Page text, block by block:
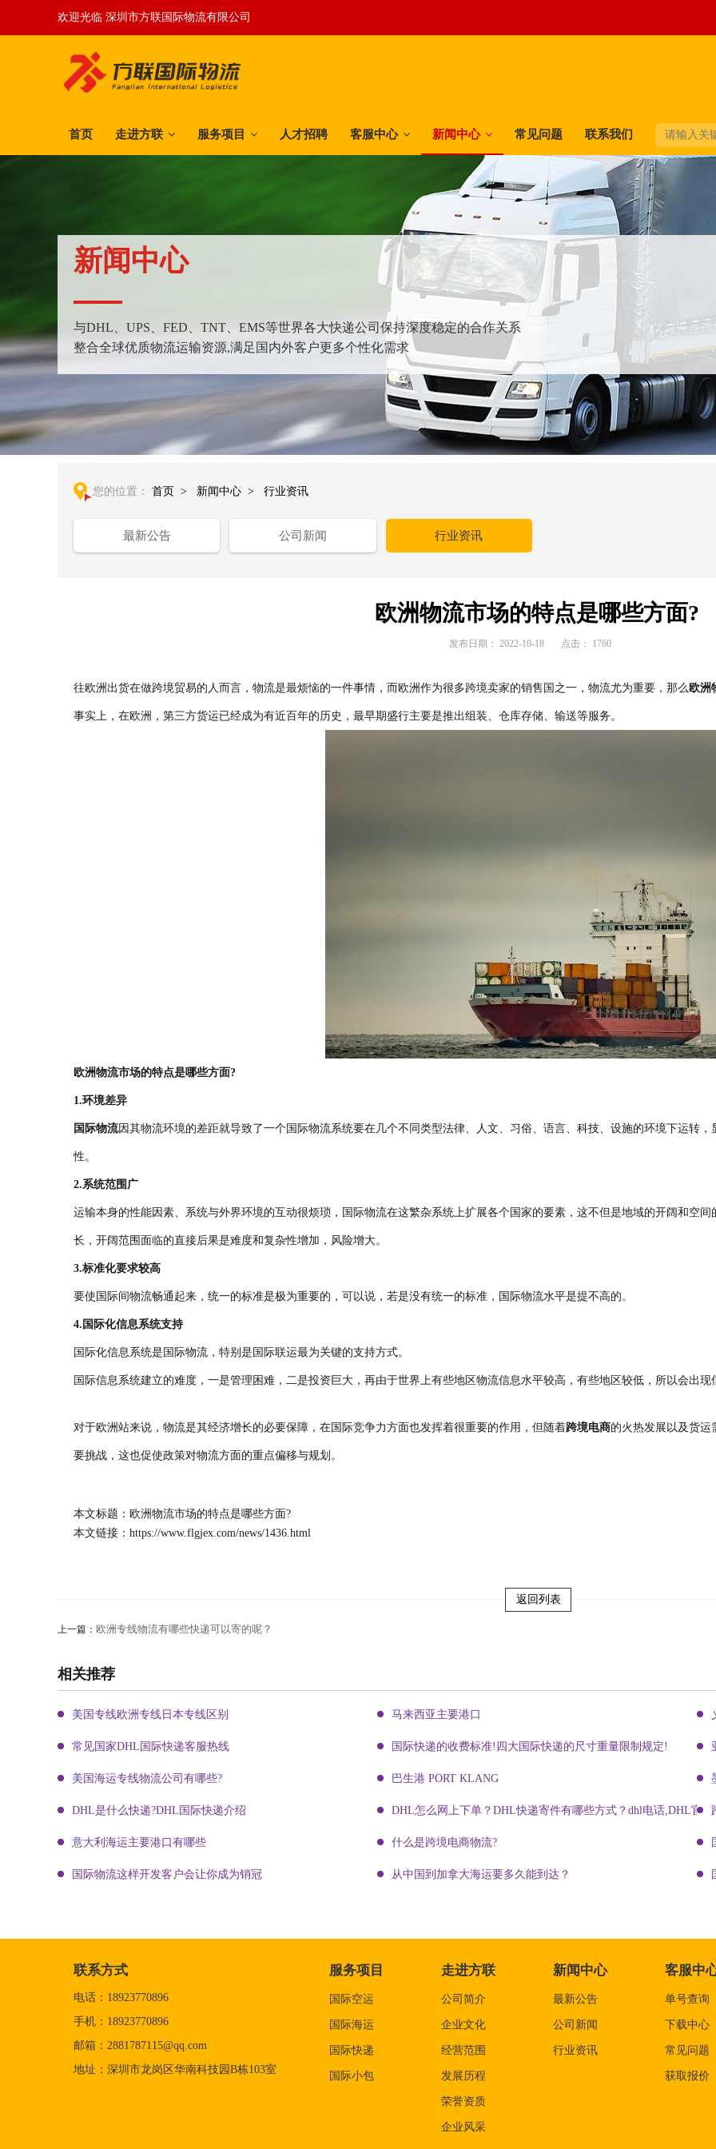
欢迎光临 深圳市方联国际物流有限公司
首页 走进方联 服务项目 人才招聘 客服中心 新闻中心 常见问题 联系我们
新闻中心
与DHL、UPS、FED、TNT、EMS等世界各大快递公司保持深度稳定的合作关系
整合全球优质物流运输资源,满足国内外客户更多个性化需求
您的位置： 首页 > 新闻中心 > 行业资讯
最新公告 公司新闻 行业资讯
欧洲物流市场的特点是哪些方面?
发布日期： 2022-10-18 点击： 1760
往欧洲出货在做跨境贸易的人而言，物流是最烦恼的一件事情，而欧洲作为很多跨境卖家的销售国之一，物流尤为重要，那么 欧洲
事实上，在欧洲，第三方货运已经成为有近百年的历史，最早期盛行主要是推出组装、仓库存储、输送等服务。
欧洲物流市场的特点是哪些方面?
1.环境差异
国际物流因其物流环境的差距就导致了一个国际物流系统要在几个不同类型法律、人文、习俗、语言、科技、设施的环境下运转
性。
2.系统范围广
运输本身的性能因素、系统与外界环境的互动很烦琐，国际物流在这繁杂系统上扩展各个国家的要素，这不但是地域的开阔和空
长，开阔范围面临的直接后果是难度和复杂性增加，风险增大。
3.标准化要求较高
要使国际间物流畅通起来，统一的标准是极为重要的，可以说，若是没有统一的标准，国际物流水平是提不高的。
4.国际化信息系统支持
国际化信息系统是国际物流，特别是国际联运最为关键的支持方式。
国际信息系统建立的难度，一是管理困难，二是投资巨大，再由于世界上有些地区物流信息水平较高，有些地区较低，所以会出
对于欧洲站来说，物流是其经济增长的必要保障，在国际竞争力方面也发挥着很重要的作用，但随着跨境电商的火热发展以及货运
要挑战，这也促使政策对物流方面的重点偏移与规划。
本文标题：欧洲物流市场的特点是哪些方面?
本文链接： https://www.flgjex.com/news/1436.html
返回列表
上一篇： 欧洲专线物流有哪些快递可以寄的呢？
相关推荐
美国专线欧洲专线日本专线区别 马来西亚主要港口
常见国家DHL国际快递客服热线 国际快递的收费标准!四大国际快递的尺寸重量限制规定!
美国海运专线物流公司有哪些? 巴生港 PORT KLANG
DHL是什么快递?DHL国际快递介绍 DHL怎么网上下单？DHL快递寄件有哪些方式？dhl电话,DHL官网
意大利海运主要港口有哪些 什么是跨境电商物流?
国际物流这样开发客户会让你成为销冠 从中国到加拿大海运要多久能到达？
联系方式
电话：18923770896
手机：18923770896
邮箱：2881787115@qq.com
地址：深圳市龙岗区华南科技园B栋103室
服务项目
国际空运
国际海运
国际快递
国际小包
走进方联
公司简介
企业文化
经营范围
发展历程
荣誉资质
企业风采
新闻中心
最新公告
公司新闻
行业资讯
客服中
单号查询
下载中心
常见问题
获取报价